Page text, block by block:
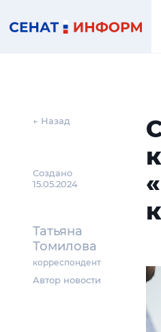
← Назад
Создано
15.05.2024
Татьяна
Томилова
корреспондент
Автор новости